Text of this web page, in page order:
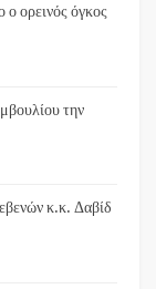
ορεινός όγκος
την
κ.κ. Δαβίδ